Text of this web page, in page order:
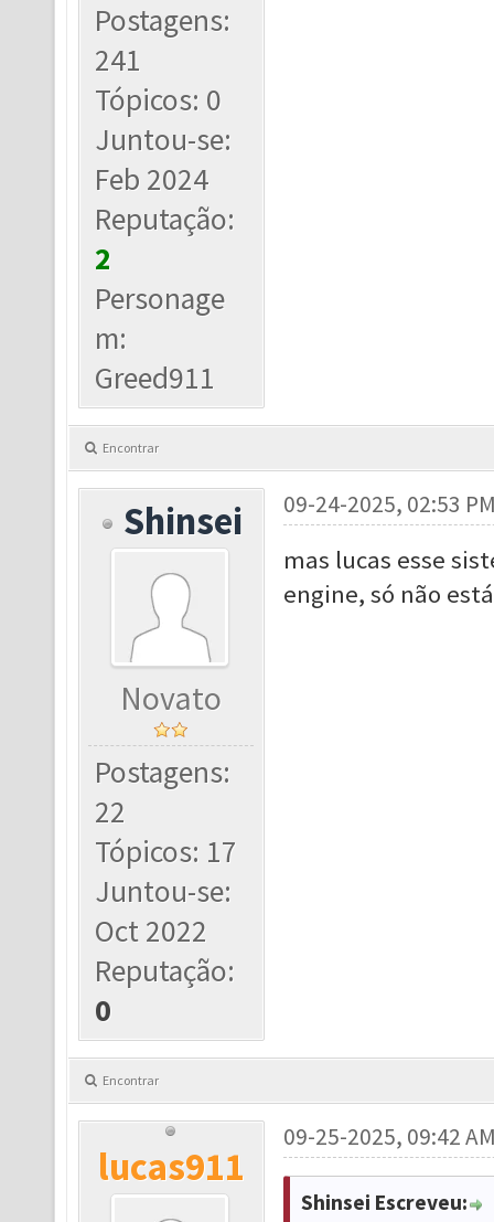
Postagens:
241
Tópicos: 0
Juntou-se:
Feb 2024
Reputação:
2
Personage
m:
Greed911
Encontrar
Shinsei
Novato
Postagens:
22
Tópicos: 17
Juntou-se:
Oct 2022
Reputação:
0
09-24-2025, 02:53
mas lucas esse
engine, só não
Encontrar
lucas911
09-25-2025, 09:42
Shinsei Escreveu: